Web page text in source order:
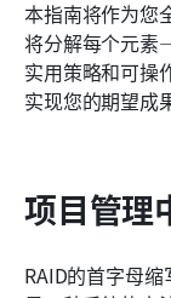
本指南将作为您
将分解每个元
实用策略和可操
实现您的期望成
项目管理
RAID的首字母缩